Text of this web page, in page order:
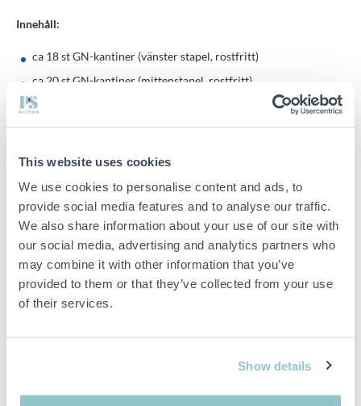
This website uses cookies
We use cookies to personalise content and ads, to
provide social media features and to analyse our traffic.
We also share information about your use of our site with
our social media, advertising and analytics partners who
may combine it with other information that you’ve
provided to them or that they’ve collected from your use
of their services.
Show details
Innehåll:
ca 18 st GN-kantiner (vänster stapel, rostfritt)
ca 20 st GN-kantiner (mittenstapel, rostfritt)
ca 29 st GN-kantiner (höger stapel, rostfritt)
Med mera, se bilder för att få en uppfattning om modeller av
innehållet
OBS! Detta är en tvångsförsäljning då objektet tillhör ett
objekt. Eventuella avvikelser från likvärdiga begagnade varor